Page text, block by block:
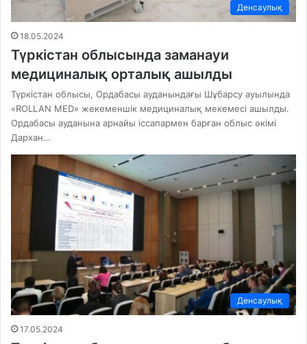
Денсаулық
18.05.2024
Түркістан облысында заманауи
медициналық орталық ашылды
Түркістан облысы, Ордабасы ауданындағы Шұбарсу ауылында
«ROLLAN MED» жекеменшік медициналық мекемесі ашылды.
Ордабасы ауданына арнайы іссапармен барған облыс әкімі
Дархан…
Денсаулық
17.05.2024